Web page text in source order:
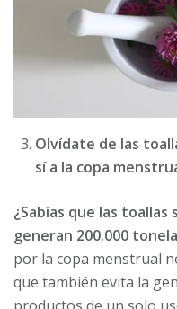
Olvídate de las
sí a la copa
¿Sabías que las
generan 200.000
por la copa menstrual
que también evita la